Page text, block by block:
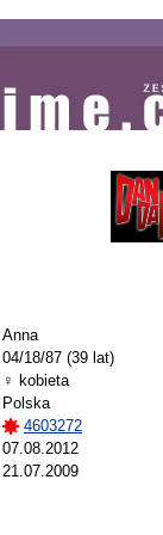
Anna
04/18/87 (39 lat)
♀ kobieta
Polska
4603272
07.08.2012
21.07.2009